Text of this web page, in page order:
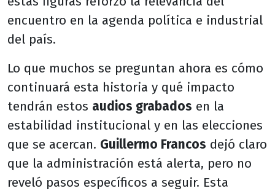
encuentro en la agenda política e industrial
del país.
Lo que muchos se preguntan ahora es cómo
continuará esta historia y qué impacto
tendrán estos audios grabados en la
estabilidad institucional y en las elecciones
que se acercan. Guillermo Francos dejó claro
que la administración está alerta, pero no
reveló pasos específicos a seguir. Esta